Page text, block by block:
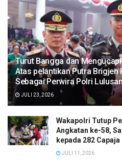
Turut Bangga dan
Atas pelantikan Putra Brigjen
Sebagai Perwira Polri
JULI 23, 2026
Wakapolri Tutup
Angkatan ke-58,
kepada 282 Capaja
JULI 11, 2026